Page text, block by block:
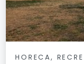
HORECA,